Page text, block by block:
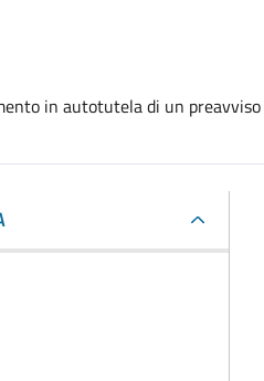
in autotutela di un